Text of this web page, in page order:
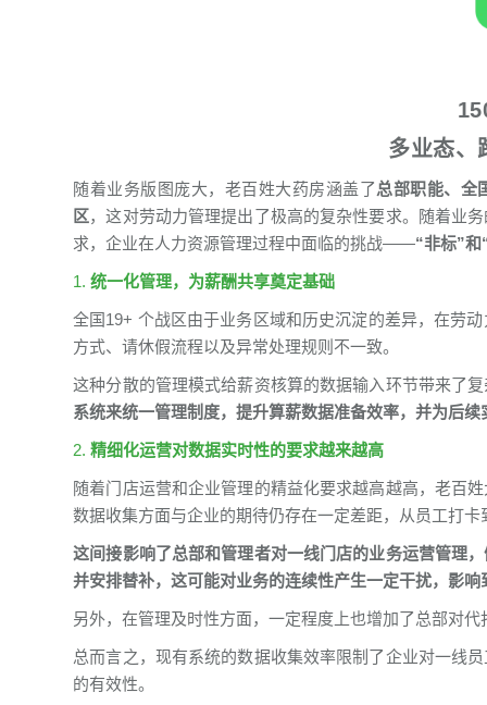
多业态、
随着业务版图庞大，老百姓大药房涵盖了总部职能、全
区，这对劳动力管理提出了极高的复杂性要求。随着业
求，企业在人力资源管理过程中面临的挑战——“非标”和
1.统一化管理，为薪酬共享奠定基础
全国19+ 个战区由于业务区域和历史沉淀的差异，在劳
方式、请休假流程以及异常处理规则不一致。
这种分散的管理模式给薪资核算的数据输入环节带来了
系统来统一管理制度，提升算薪数据准备效率，并为后
2.精细化运营对数据实时性的要求越来越高
随着门店运营和企业管理的精益化要求越高越高，老百
数据收集方面与企业的期待仍存在一定差距，从员工打
这间接影响了总部和管理者对一线门店的业务运营管理
并安排替补，这可能对业务的连续性产生一定干扰，影响
另外，在管理及时性方面，一定程度上也增加了总部对
总而言之，现有系统的数据收集效率限制了企业对一线
的有效性。